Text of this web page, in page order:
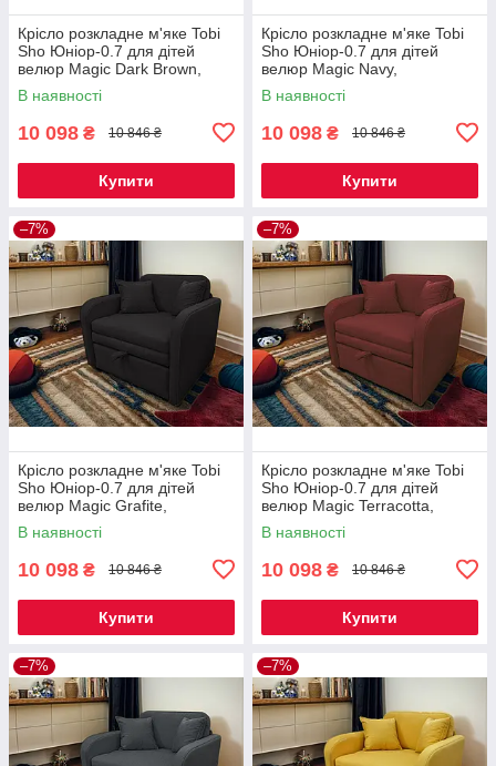
Крісло розкладне м'яке Tobi
Sho Юніор-0.7 для дітей
велюр Magic Dark Brown,
880х800х800 мм
В наявності
10 098 ₴ 10 846 ₴
Купити
Крісло розкладне м'яке Tobi
Sho Юніор-0.7 для дітей
велюр Magic Navy,
880х800х800 мм
В наявності
10 098 ₴ 10 846 ₴
Купити
–7%
Крісло розкладне м'яке Tobi
Sho Юніор-0.7 для дітей
велюр Magic Grafite,
880х800х800 мм
В наявності
10 098 ₴ 10 846 ₴
Купити
–7%
Крісло розкладне м'яке Tobi
Sho Юніор-0.7 для дітей
велюр Magic Terracotta,
880х800х800 мм
В наявності
10 098 ₴ 10 846 ₴
Купити
–7% –7%